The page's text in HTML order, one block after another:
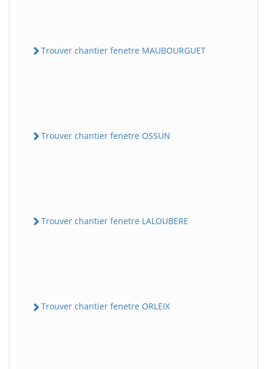
Trouver chantier fenetre MAUBOURGUET
Trouver chantier fenetre OSSUN
Trouver chantier fenetre LALOUBERE
Trouver chantier fenetre ORLEIX